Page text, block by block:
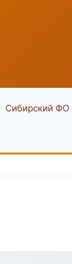
Сибирский ФО